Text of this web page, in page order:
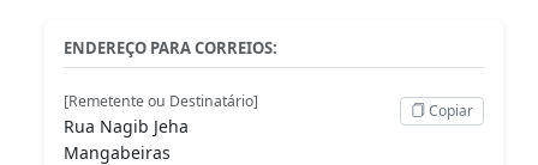
ENDEREÇO PARA CORREIOS:
[Remetente ou Destinatário]
Rua Nagib Jeha
Mangabeiras
Copiar